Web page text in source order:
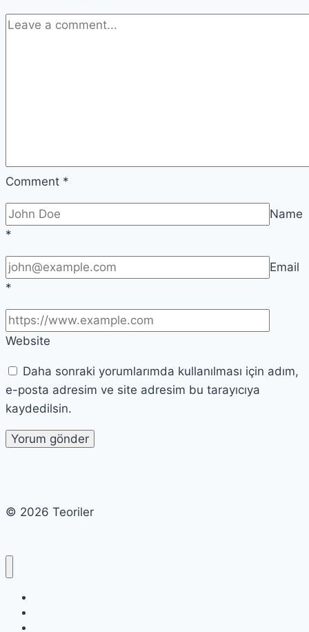
Comment *
Name
*
Email
*
Website
Daha sonraki yorumlarımda kullanılması için adım,
e-posta adresim ve site adresim bu tarayıcıya
kaydedilsin.
© 2026 Teoriler